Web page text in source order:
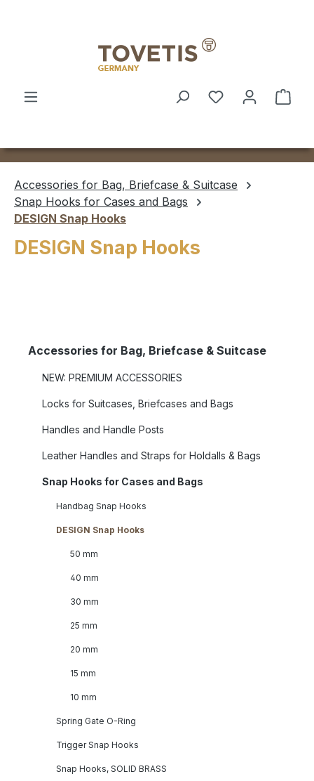
Accessories for Bag, Briefcase & Suitcase
Snap Hooks for Cases and Bags
DESIGN Snap Hooks
DESIGN Snap Hooks
Accessories for Bag, Briefcase & Suitcase
NEW: PREMIUM ACCESSORIES
Locks for Suitcases, Briefcases and Bags
Handles and Handle Posts
Leather Handles and Straps for Holdalls & Bags
Snap Hooks for Cases and Bags
Handbag Snap Hooks
DESIGN Snap Hooks
50 mm
40 mm
30 mm
25 mm
20 mm
15 mm
10 mm
Spring Gate O-Ring
Trigger Snap Hooks
Snap Hooks, SOLID BRASS